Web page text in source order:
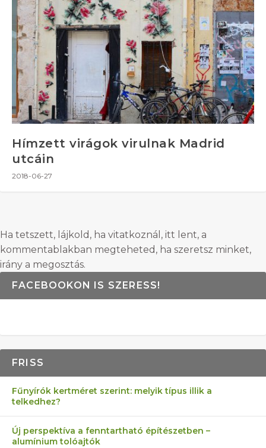
Hímzett virágok virulnak Madrid
utcáin
2018-06-27
Ha tetszett, lájkold, ha vitatkoznál, itt lent, a
kommentablakban megteheted, ha szeretsz minket,
irány a megosztás.
FACEBOOKON IS SZERESS!
FRISS
Fűnyírók kertméret szerint: melyik típus illik a
telkedhez?
Új perspektíva a fenntartható építészetben –
alumínium tolóajtók